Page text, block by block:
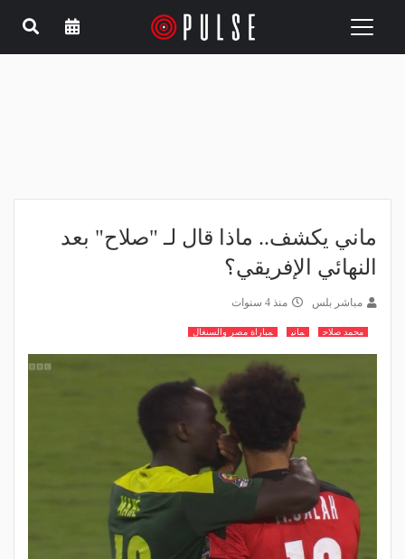
Toggle
ماني يكشف.. ماذا قال لـ "صلاح" بعد
النهائي الإفريقي؟
مباشر بلس منذ 4 سنوات
محمد صلاح ماني مباراة مصر والسنغال